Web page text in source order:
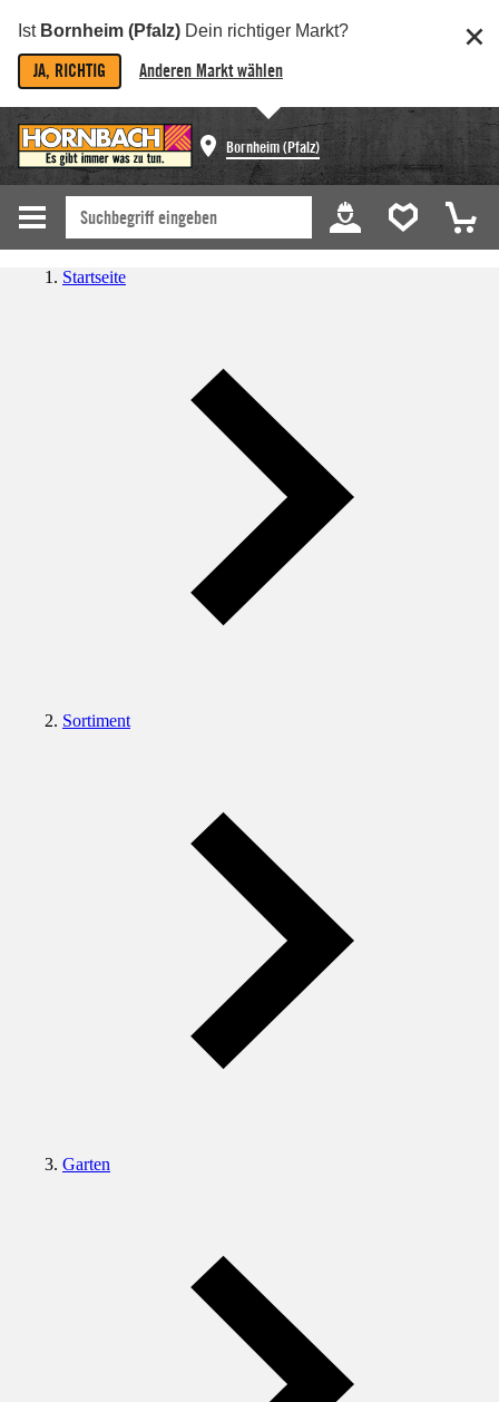
Ist Bornheim (Pfalz) Dein richtiger Markt?
JA, RICHTIG Anderen Markt wählen
Bornheim (Pfalz)
Startseite
Sortiment
Garten